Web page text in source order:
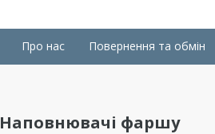
Про нас Повернення та обмін
Наповнювачі фаршу